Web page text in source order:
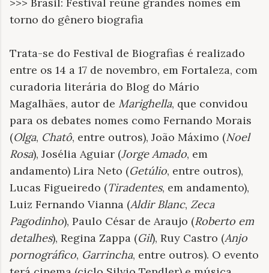
torno do gênero biografia
Trata-se do Festival de Biografias é realizado
entre os 14 a 17 de novembro, em Fortaleza, com
curadoria literária do Blog do Mário
Magalhães, autor de Marighella, que convidou
para os debates nomes como Fernando Morais
(Olga, Chatô, entre outros), João Máximo (Noel
Rosa), Josélia Aguiar (Jorge Amado, em
andamento) Lira Neto (Getúlio, entre outros),
Lucas Figueiredo (Tiradentes, em andamento),
Luiz Fernando Vianna (Aldir Blanc, Zeca
Pagodinho), Paulo César de Araujo (Roberto em
detalhes), Regina Zappa (Gil), Ruy Castro (Anjo
pornográfico, Garrincha, entre outros). O evento